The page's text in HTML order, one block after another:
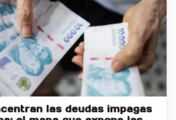
las deudas impagas